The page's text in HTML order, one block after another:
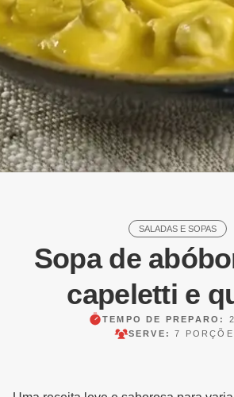
SALADAS E SOPAS
Sopa de
capeletti e
TEMPO DE PREPARO:
SERVE:7